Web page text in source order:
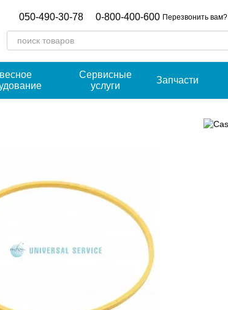
050-490-30-78 0-800-400-600 Перезвонить вам?
Сервисные
услуги
Запчасти